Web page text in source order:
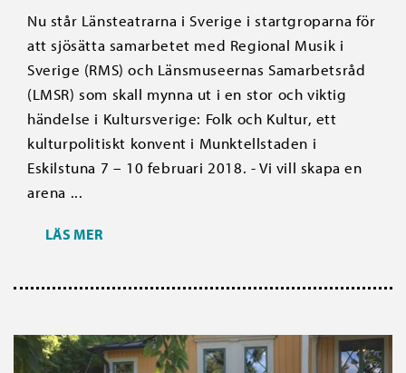
Nu står Länsteatrarna i Sverige i startgroparna för
att sjösätta samarbetet med Regional Musik i
Sverige (RMS) och Länsmuseernas Samarbetsråd
(LMSR) som skall mynna ut i en stor och viktig
händelse i Kultursverige: Folk och Kultur, ett
kulturpolitiskt konvent i Munktellstaden i
Eskilstuna 7 – 10 februari 2018. - Vi vill skapa en
arena ...
LÄS MER